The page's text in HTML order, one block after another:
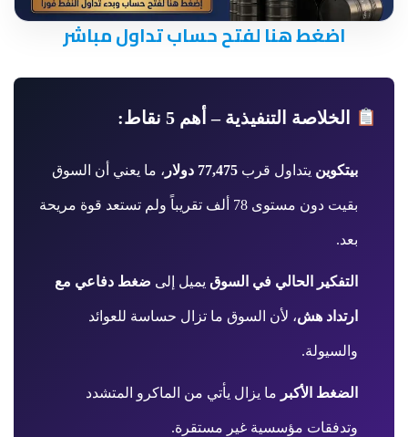
اضغط هنا لفتح حساب تداول مباشر
الخلاصة التنفيذية – أهم 5 نقاط:
بيتكوين يتداول قرب 77,475 دولار ، ما يعني أن السوق
بقيت دون مستوى 78 ألف تقريباً ولم تستعد قوة مريحة
بعد.
التفكير الحالي في السوق يميل إلى ضغط دفاعي مع
ارتداد هش، لأن السوق ما تزال حساسة للعوائد
والسيولة.
الضغط الأكبر ما يزال يأتي من الماكرو المتشدد
وتدفقات مؤسسية غير مستقرة.